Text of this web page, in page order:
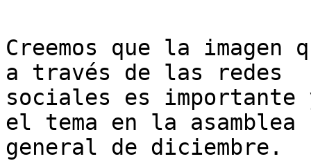
Creemos que la imagen
a través de las redes
sociales es
el tema en la asamblea
general de diciembre.